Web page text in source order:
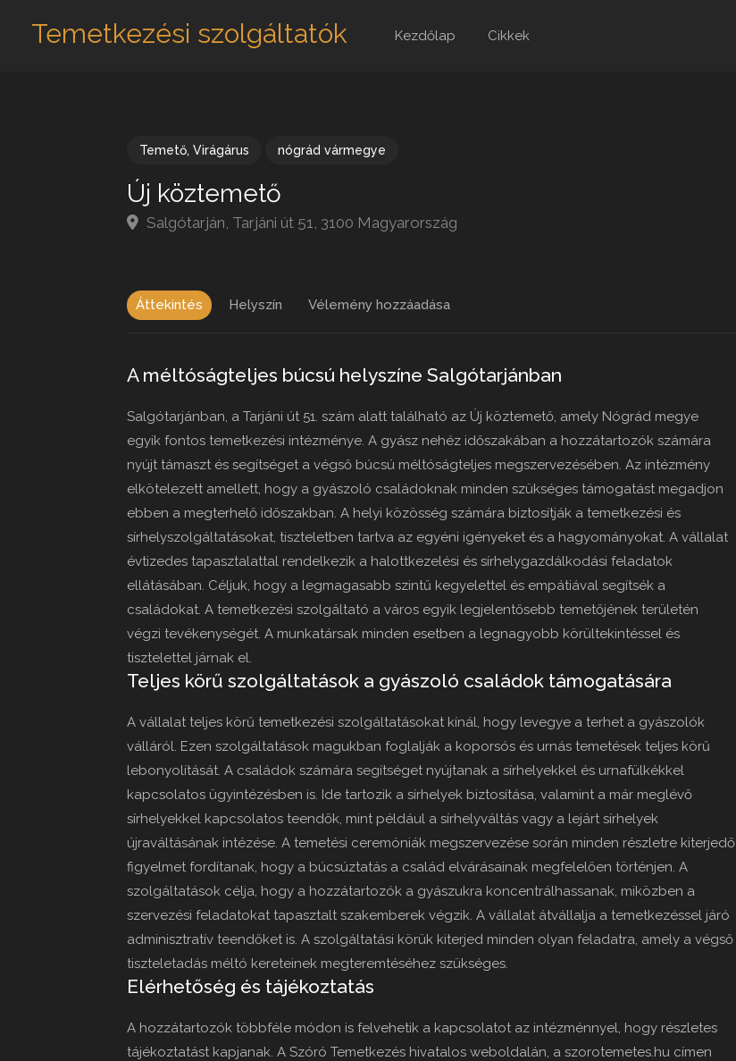
Temetkezési szolgáltatók Kezdőlap Cikkek
Temető, Virágárus nógrád vármegye
Új köztemető
Salgótarján, Tarjáni út 51, 3100 Magyarország
Áttekintés Helyszín Vélemény hozzáadása
A méltóságteljes búcsú helyszíne Salgótarjánban
Salgótarjánban, a Tarjáni út 51. szám alatt található az Új köztemető, amely Nógrád megye
egyik fontos temetkezési intézménye. A gyász nehéz időszakában a hozzátartozók számára
nyújt támaszt és segítséget a végső búcsú méltóságteljes megszervezésében. Az intézmény
elkötelezett amellett, hogy a gyászoló családoknak minden szükséges támogatást megadjon
ebben a megterhelő időszakban. A helyi közösség számára biztosítják a temetkezési és
sírhelyszolgáltatásokat, tiszteletben tartva az egyéni igényeket és a hagyományokat. A vállalat
évtizedes tapasztalattal rendelkezik a halottkezelési és sírhelygazdálkodási feladatok
ellátásában. Céljuk, hogy a legmagasabb szintű kegyelettel és empátiával segítsék a
családokat. A temetkezési szolgáltató a város egyik legjelentősebb temetőjének területén
végzi tevékenységét. A munkatársak minden esetben a legnagyobb körültekintéssel és
tisztelettel járnak el.
Teljes körű szolgáltatások a gyászoló családok támogatására
A vállalat teljes körű temetkezési szolgáltatásokat kínál, hogy levegye a terhet a gyászolók
válláról. Ezen szolgáltatások magukban foglalják a koporsós és urnás temetések teljes körű
lebonyolítását. A családok számára segítséget nyújtanak a sírhelyekkel és urnafülkékkel
kapcsolatos ügyintézésben is. Ide tartozik a sírhelyek biztosítása, valamint a már meglévő
sírhelyekkel kapcsolatos teendők, mint például a sírhelyváltás vagy a lejárt sírhelyek
újraváltásának intézése. A temetési ceremóniák megszervezése során minden részletre kiterjedő
figyelmet fordítanak, hogy a búcsúztatás a család elvárásainak megfelelően történjen. A
szolgáltatások célja, hogy a hozzátartozók a gyászukra koncentrálhassanak, miközben a
szervezési feladatokat tapasztalt szakemberek végzik. A vállalat átvállalja a temetkezéssel járó
adminisztratív teendőket is. A szolgáltatási körük kiterjed minden olyan feladatra, amely a végső
tiszteletadás méltó kereteinek megteremtéséhez szükséges.
Elérhetőség és tájékoztatás
A hozzátartozók többféle módon is felvehetik a kapcsolatot az intézménnyel, hogy részletes
tájékoztatást kapjanak. A Szóró Temetkezés hivatalos weboldalán, a szorotemetes.hu címen